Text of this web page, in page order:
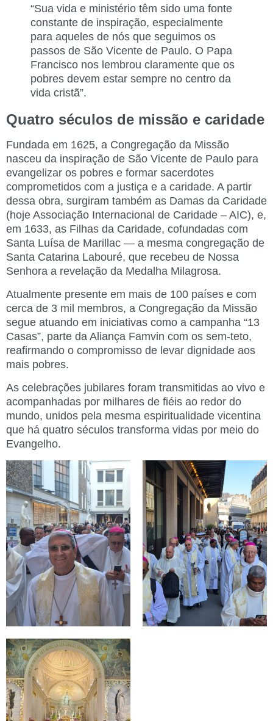
“Sua vida e ministério têm sido uma fonte
constante de inspiração, especialmente
para aqueles de nós que seguimos os
passos de São Vicente de Paulo. O Papa
Francisco nos lembrou claramente que os
pobres devem estar sempre no centro da
vida cristã”.
Quatro séculos de missão e caridade
Fundada em 1625, a Congregação da Missão
nasceu da inspiração de São Vicente de Paulo para
evangelizar os pobres e formar sacerdotes
comprometidos com a justiça e a caridade. A partir
dessa obra, surgiram também as Damas da Caridade
(hoje Associação Internacional de Caridade – AIC), e,
em 1633, as Filhas da Caridade, cofundadas com
Santa Luísa de Marillac — a mesma congregação de
Santa Catarina Labouré, que recebeu de Nossa
Senhora a revelação da Medalha Milagrosa.
Atualmente presente em mais de 100 países e com
cerca de 3 mil membros, a Congregação da Missão
segue atuando em iniciativas como a campanha “13
Casas”, parte da Aliança Famvin com os sem-teto,
reafirmando o compromisso de levar dignidade aos
mais pobres.
As celebrações jubilares foram transmitidas ao vivo e
acompanhadas por milhares de fiéis ao redor do
mundo, unidos pela mesma espiritualidade vicentina
que há quatro séculos transforma vidas por meio do
Evangelho.